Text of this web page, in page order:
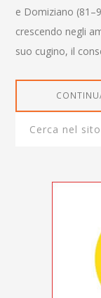
e Domiziano
crescendo negli
suo cugino, il